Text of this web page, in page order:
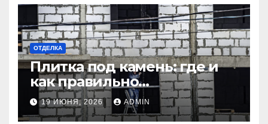
ОТДЕЛКА
Плитка под камень: где и
как правильно
использовать в интерьере
комнаты?
19 ИЮНЯ, 2026 ADMIN